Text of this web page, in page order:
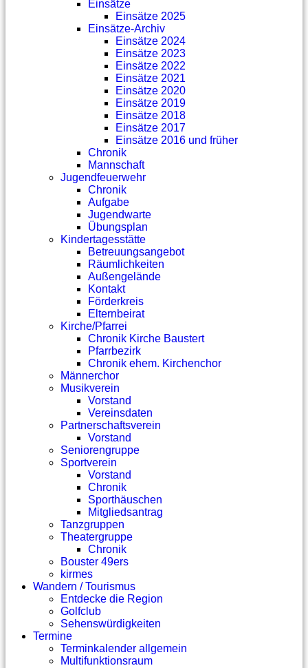
Einsätze
Einsätze 2025
Einsätze-Archiv
Einsätze 2024
Einsätze 2023
Einsätze 2022
Einsätze 2021
Einsätze 2020
Einsätze 2019
Einsätze 2018
Einsätze 2017
Einsätze 2016 und früher
Chronik
Mannschaft
Jugendfeuerwehr
Chronik
Aufgabe
Jugendwarte
Übungsplan
Kindertagesstätte
Betreuungsangebot
Räumlichkeiten
Außengelände
Kontakt
Förderkreis
Elternbeirat
Kirche/Pfarrei
Chronik Kirche Baustert
Pfarrbezirk
Chronik ehem. Kirchenchor
Männerchor
Musikverein
Vorstand
Vereinsdaten
Partnerschaftsverein
Vorstand
Seniorengruppe
Sportverein
Vorstand
Chronik
Sporthäuschen
Mitgliedsantrag
Tanzgruppen
Theatergruppe
Chronik
Bouster 49ers
kirmes
Wandern / Tourismus
Entdecke die Region
Golfclub
Sehenswürdigkeiten
Termine
Terminkalender allgemein
Multifunktionsraum